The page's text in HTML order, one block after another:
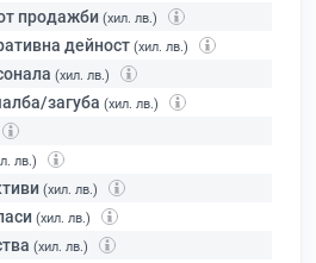
продажби (хил. лв.)
дейност (хил. лв.)
(хил. лв.)
загуба (хил. лв.)
лв.)
(хил. лв.)
(хил. лв.)
(хил. лв.)